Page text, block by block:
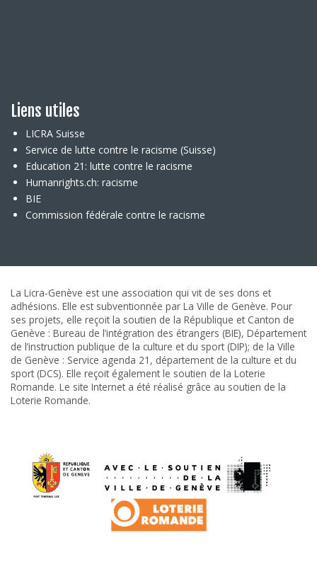
Liens utiles
LICRA Suisse
Service de lutte contre le racisme (Suisse)
Education 21: lutte contre le racisme
Humanrights.ch: racisme
BIE
Commission fédérale contre le racisme
La Licra-Genève est une association qui vit de ses dons et
adhésions. Elle est subventionnée par La Ville de Genève. Pour
ses projets, elle reçoit la soutien de la République et Canton de
Genève : Bureau de l’intégration des étrangers (BIE), Département
de l’instruction publique de la culture et du sport (DIP); de la Ville
de Genève : Service agenda 21, département de la culture et du
sport (DCS). Elle reçoit également le soutien de la Loterie
Romande. Le site Internet a été réalisé grâce au soutien de la
Loterie Romande.